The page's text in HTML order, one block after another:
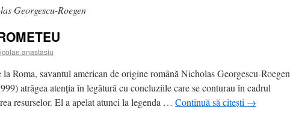
Georgescu-Roegen
Roma, savantul american de origine română Nicholas Georgescu-Roegen
atrăgea atenţia în legătură cu concluziile care se conturau în cadrul
resurselor. El a apelat atunci la legenda … Continuă să citești →